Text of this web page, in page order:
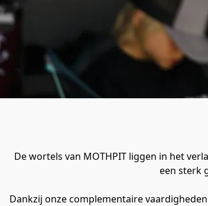
De wortels van MOTHPIT liggen in het
een sterk
Dankzij onze complementaire